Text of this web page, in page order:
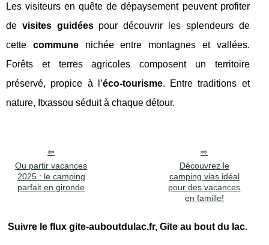
Les visiteurs en quête de dépaysement peuvent profiter
de visites guidéespour découvrir les splendeurs de
cette communenichée entre montagnes et vallées.
Forêts et terres agricoles composent un territoire
préservé, propice à l’éco-tourisme. Entre traditions et
nature, Itxassou séduit à chaque détour.
Ou partir vacances
2025 : le camping
parfait en gironde
Découvrez le
camping vias idéal
pour des vacances
en famille!
Suivre le flux gite-auboutdulac.fr, Gite au bout du lac.